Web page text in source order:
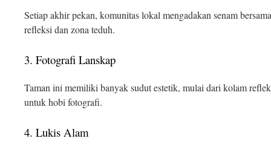
Setiap akhir pekan, komunitas lokal mengadakan senam
refleksi dan zona teduh.
3. Fotografi Lanskap
Taman ini memiliki banyak sudut estetik, mulai dari kolam
untuk hobi fotografi.
4. Lukis Alam